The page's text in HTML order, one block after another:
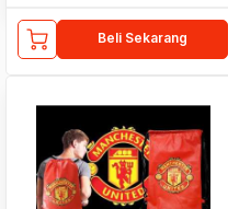
Beli Sekarang